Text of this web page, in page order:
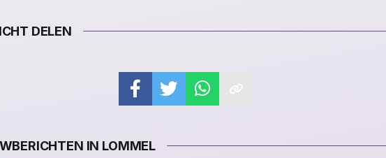
DELEN
IN LOMMEL